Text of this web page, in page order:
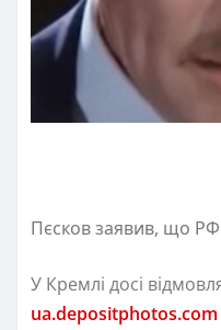
Пєсков заявив, що
У Кремлі досі
ua.depositphotos.com